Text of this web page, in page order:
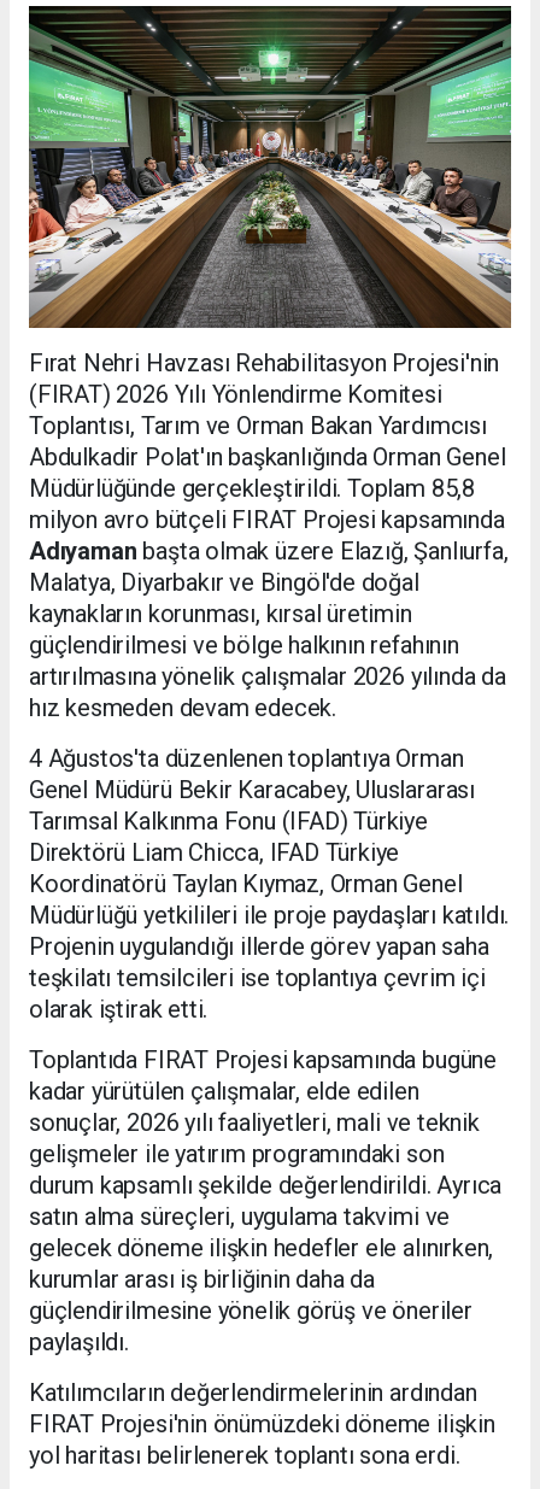
Fırat Nehri Havzası Rehabilitasyon Projesi'nin
(FIRAT) 2026 Yılı Yönlendirme Komitesi
Toplantısı, Tarım ve Orman Bakan Yardımcısı
Abdulkadir Polat'ın başkanlığında Orman Genel
Müdürlüğünde gerçekleştirildi. Toplam 85,8
milyon avro bütçeli FIRAT Projesi kapsamında
Adıyaman başta olmak üzere Elazığ, Şanlıurfa,
Malatya, Diyarbakır ve Bingöl'de doğal
kaynakların korunması, kırsal üretimin
güçlendirilmesi ve bölge halkının refahının
artırılmasına yönelik çalışmalar 2026 yılında da
hız kesmeden devam edecek.
4 Ağustos'ta düzenlenen toplantıya Orman
Genel Müdürü Bekir Karacabey, Uluslararası
Tarımsal Kalkınma Fonu (IFAD) Türkiye
Direktörü Liam Chicca, IFAD Türkiye
Koordinatörü Taylan Kıymaz, Orman Genel
Müdürlüğü yetkilileri ile proje paydaşları katıldı.
Projenin uygulandığı illerde görev yapan saha
teşkilatı temsilcileri ise toplantıya çevrim içi
olarak iştirak etti.
Toplantıda FIRAT Projesi kapsamında bugüne
kadar yürütülen çalışmalar, elde edilen
sonuçlar, 2026 yılı faaliyetleri, mali ve teknik
gelişmeler ile yatırım programındaki son
durum kapsamlı şekilde değerlendirildi. Ayrıca
satın alma süreçleri, uygulama takvimi ve
gelecek döneme ilişkin hedefler ele alınırken,
kurumlar arası iş birliğinin daha da
güçlendirilmesine yönelik görüş ve öneriler
paylaşıldı.
Katılımcıların değerlendirmelerinin ardından
FIRAT Projesi'nin önümüzdeki döneme ilişkin
yol haritası belirlenerek toplantı sona erdi.